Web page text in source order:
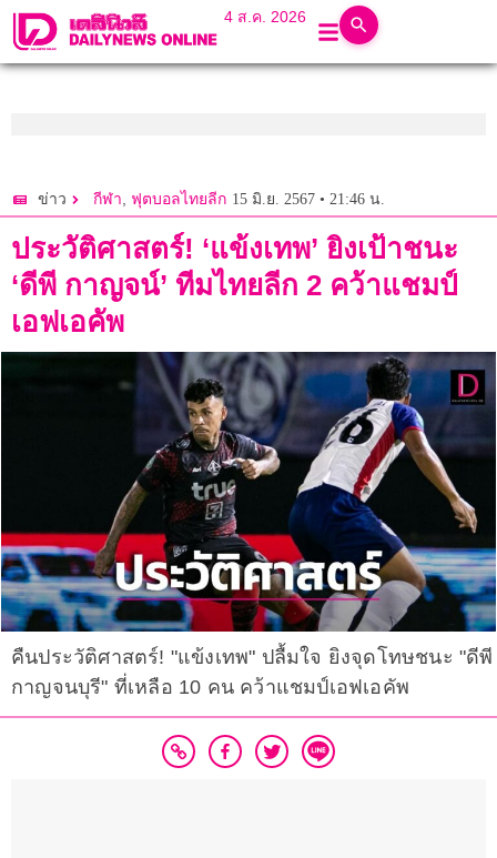
4 ส.ค. 2026
ข่าว กีฬา, ฟุตบอลไทยลีก 15 มิ.ย. 2567 • 21:46 น.
ประวัติศาสตร์! ‘แข้งเทพ’ ยิงเป้าชนะ
‘ดีพี กาญจน์’ ทีมไทยลีก 2 คว้าแชมป์
เอฟเอคัพ
คืนประวัติศาสตร์! "แข้งเทพ" ปลื้มใจ ยิงจุดโทษชนะ "ดีพี
กาญจนบุรี" ที่เหลือ 10 คน คว้าแชมป์เอฟเอคัพ